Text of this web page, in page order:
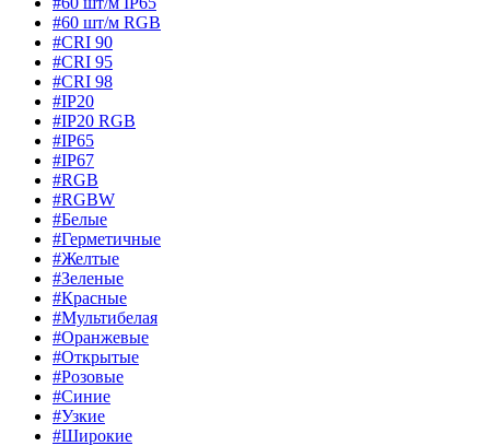
#60 шт/м RGB
#CRI 90
#CRI 95
#CRI 98
#IP20
#IP20 RGB
#IP65
#IP67
#RGB
#RGBW
#Белые
#Герметичные
#Желтые
#Зеленые
#Красные
#Мультибелая
#Оранжевые
#Открытые
#Розовые
#Синие
#Узкие
#Широкие